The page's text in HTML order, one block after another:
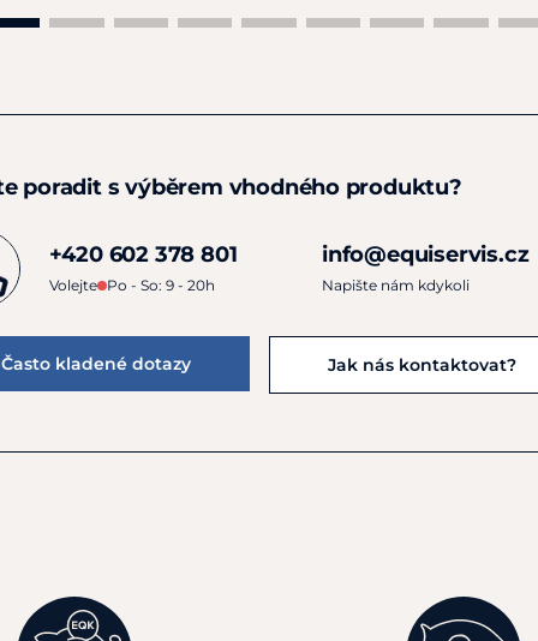
poradit s výběrem vhodného produktu?
+420 602 378 801
Volejte Po - So: 9 - 20h
info@equiservis.cz
Napište nám kdykoli
Často kladené dotazy Jak nás kontaktovat?